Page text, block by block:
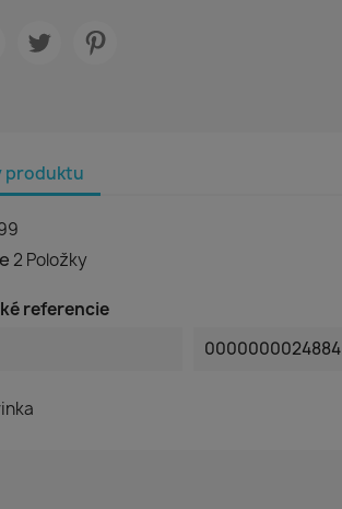
produktu
2 Položky
referencie
0000000024884